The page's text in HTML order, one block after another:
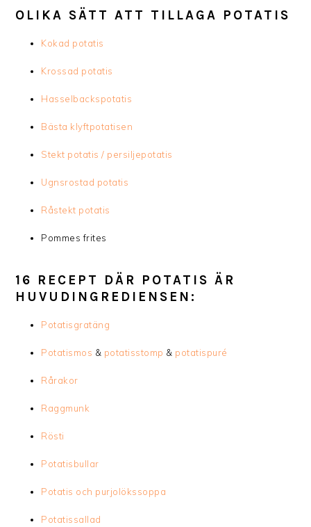
OLIKA SÄTT ATT TILLAGA POTATIS
Kokad potatis
Krossad potatis
Hasselbackspotatis
Bästa klyftpotatisen
Stekt potatis / persiljepotatis
Ugnsrostad potatis
Råstekt potatis
Pommes frites
16 RECEPT DÄR POTATIS ÄR
HUVUDINGREDIENSEN:
Potatisgratäng
Potatismos & potatisstomp & potatispuré
Rårakor
Raggmunk
Rösti
Potatisbullar
Potatis och purjolökssoppa
Potatissallad